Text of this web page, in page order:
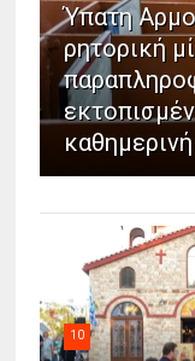
Ύπατη
ρητορική
10